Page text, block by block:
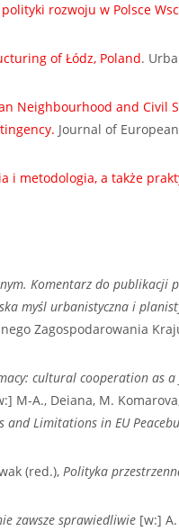
rozwoju w Polsce
of Łódz, Poland.
Neighbourhood and Civil
Journal of
i metodologia, a także
Komentarz do publikacji
myśl urbanistyczna i
Zagospodarowania
cultural cooperation as
M-A., Deiana, M.
Limitations in EU
(red.), Polityka
zawsze sprawiedliwie [w:]